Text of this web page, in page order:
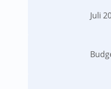
Juli